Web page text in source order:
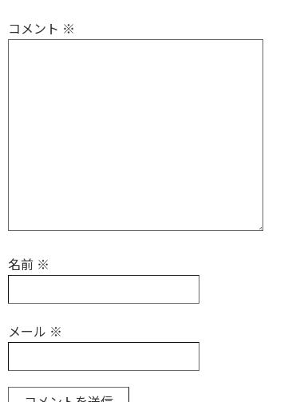
コメント ※
名前 ※
メール ※